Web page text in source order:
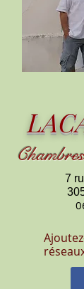
7